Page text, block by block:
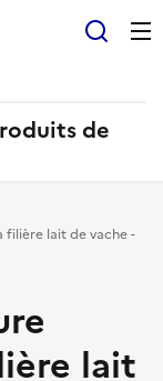
de
filière lait de vache -
lait